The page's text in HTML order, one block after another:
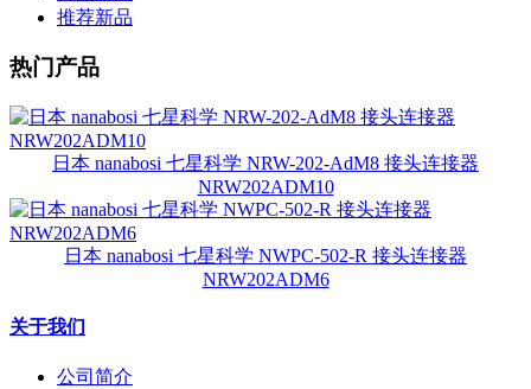
推荐新品
热门产品
日本 nanabosi 七星科学 NRW-202-AdM8 接头连接器
NRW202ADM10
日本 nanabosi 七星科学 NWPC-502-R 接头连接器
NRW202ADM6
关于我们
公司简介